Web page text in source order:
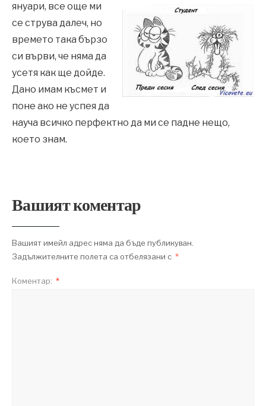
януари, все още ми
се струва далеч, но
времето така бързо
си върви, че няма да
усетя как ще дойде.
Дано имам късмет и
поне ако не успея да
науча всичко перфектно да ми се падне нещо,
което знам.
Вашият коментар
Вашият имейл адрес няма да бъде публикуван.
Задължителните полета са отбелязани с *
Коментар: *